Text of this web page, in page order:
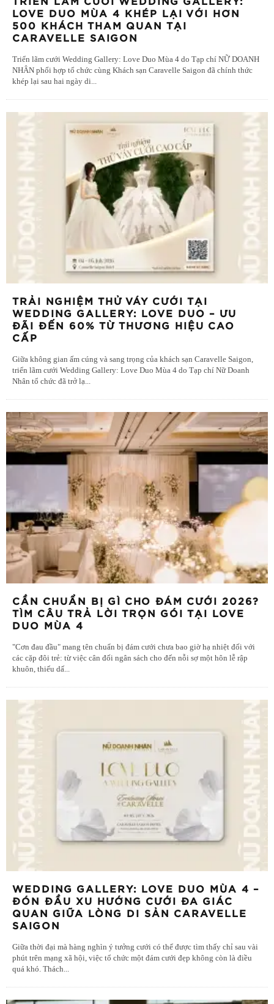
LOVE DUO MÙA 4 KHÉP LẠI VỚI HƠN
500 KHÁCH THAM QUAN TẠI
CARAVELLE SAIGON
Triển lãm cưới Wedding Gallery: Love Duo Mùa 4 do Tạp chí NỮ DOANH
NHÂN phối hợp tổ chức cùng Khách sạn Caravelle Saigon đã chính thức
khép lại sau hai ngày di...
TRẢI NGHIỆM THỬ VÁY CƯỚI TẠI
WEDDING GALLERY: LOVE DUO – ƯU
ĐÃI ĐẾN 60% TỪ THƯƠNG HIỆU CAO
CẤP
Giữa không gian ấm cúng và sang trọng của khách sạn Caravelle Saigon,
triển lãm cưới Wedding Gallery: Love Duo Mùa 4 do Tạp chí Nữ Doanh
Nhân tổ chức đã trở lạ...
CẦN CHUẨN BỊ GÌ CHO ĐÁM CƯỚI 2026?
TÌM CÂU TRẢ LỜI TRỌN GÓI TẠI LOVE
DUO MÙA 4
"Cơn đau đầu" mang tên chuẩn bị đám cưới chưa bao giờ hạ nhiệt đối với
các cặp đôi trẻ: từ việc cân đối ngân sách cho đến nỗi sợ một hôn lễ rập
khuôn, thiếu dấ
WEDDING GALLERY: LOVE DUO MÙA 4 –
ĐÓN ĐẦU XU HƯỚNG CƯỚI ĐA GIÁC
QUAN GIỮA LÒNG DI SẢN CARAVELLE
SAIGON
Giữa thời đại mà hàng nghìn ý tưởng cưới có thể được tìm thấy chỉ sau vài
phút trên mạng xã hội, việc tổ chức một đám cưới đẹp không còn là điều
quá khó. Thách